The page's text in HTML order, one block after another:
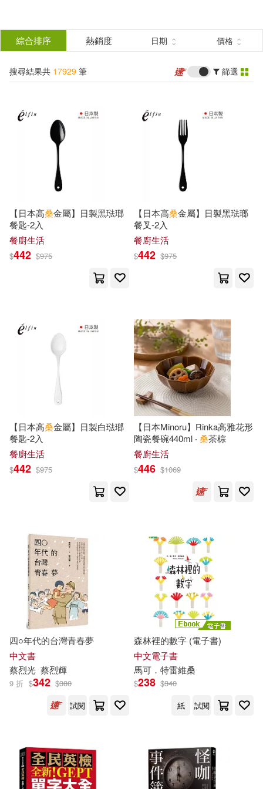
結
分類 (單選)
所有商品(17929)
圖書(13557) 影音(800)
雜誌(67)
服飾(65)
美食(97) 3C(169)
家電(26)
日用清潔(18) 休閒生活(11)
婦幼生活(8) 餐廚生活(99)
電子票證(2) 鞋包配件(450)
寵物生活(7) 玲廊滿藝(77)
電子書閱讀器(3)
(可複選)
蔡志忠(159) 蔡登山(123)
蔡智敏(112) 蔡瀾(94)
（法）莫泊桑(79) 曹永忠(78)
許智誠(78)
蔡杏山（主編）(64)
蔡東藩(64) 熊之股鍵次(58)
蔡裕樹(58) 蔡杏山(57)
蔡向紅(49)
蔡智敏（主編）(45)
伏見つかさ(44) 友麻碧(44)
梅澤春人(42) 蔡樹濤(41)
蔡萬利(40) 蔡天新(39)
蔡章兵(38)
出版社 (可複選)
尖端(432) 台灣角川(373)
台灣東販(204)
時報出版(162)
五南(144)
電子工業出版社(139)
長鴻出版社(134)
清華大學出版社(133)
崧燁文化(129)
人民郵電出版社(122)
(可複選)
可超商取貨(14566)
可海外宅配(14265)
可港澳店取(13888)
可新加坡店取(13643)
可菲律賓店取(13986)
一個月內上市新品(52)
綜合排序 熱銷度 日期 價格
搜尋結果共 17929 筆 篩選
【日本高桑金屬】日製黑琺瑯
餐匙-2入
餐廚生活
$442 $975
【日本高桑金屬】日製黑琺瑯
餐叉-2入
餐廚生活
$442 $975
【日本高桑金屬】日製白琺瑯
餐匙-2入
餐廚生活
$442 $975
【日本Minoru】Rinka高雅花形
陶瓷餐碗440ml ‧ 桑茶棕
餐廚生活
$446 $1069
四○年代的台灣青春夢
中文書
蔡烈光 蔡烈輝
9 折 $342 $380
試閱
森林裡的數字 (電子書)
中文電子書
馬可．特雷維桑
$238 $340
紙
試閱